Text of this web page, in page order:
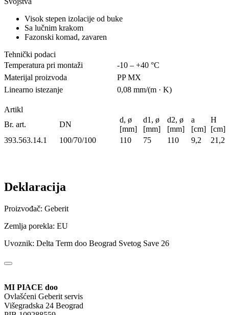
Visok stepen izolacije od buke
Sa lučnim krakom
Fazonski komad, zavaren
Tehnički podaci
Temperatura pri montaži
-10 – +40 °C
Materijal proizvoda
PP MX
Linearno istezanje
0,08 mm/(m · K)
Artikl
Br. art.
DN
d, ø
[mm]
d1, ø
[mm]
d2, ø
[mm]
a
[cm]
H
[cm]
393.563.14.1
100/70/100 110 75 110 9,2 21,2
Deklaracija
Proizvođač: Geberit
Zemlja porekla: EU
Uvoznik: Delta Term doo Beograd Svetog Save 26
MI PIACE doo
Ovlašćeni Geberit servis
Višegradska 24 Beograd